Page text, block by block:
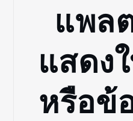
แพล
แสดง
หรือข้